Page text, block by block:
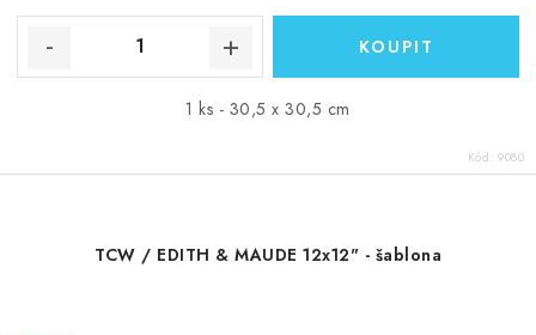
1 ks - 30,5 x 30,5 cm
Kód: 9080
TCW / EDITH & MAUDE 12x12" - šablona